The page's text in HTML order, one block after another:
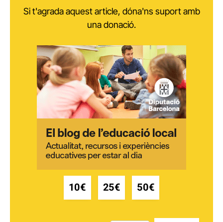
Si t'agrada aquest article, dóna'ns suport amb
una donació.
10€ 25€ 50€